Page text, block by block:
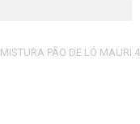
MISTURA PÃO DE LÓ MAURI